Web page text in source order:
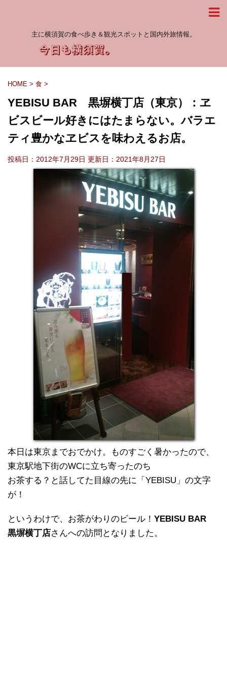
主に横須賀の食べ歩き＆観光スポットと国内外旅情報。
HOME > 食 >
YEBISU BAR 黒塀横丁店（東京）：ヱ
ビスビール好きにはたまらない。バラエ
ティ豊かなヱビスを味わえるお店。
投稿日：2012年7月29日 更新日： 2021年8月27日
本日は東京までおでかけ。ものすごく暑かったので、
東京駅地下街のWCに立ち寄ったのち
お茶する？と話してた目線の先に「YEBISU」の文字
が！
というわけで、お茶がわりのビール！ YEBISU BAR
黒塀横丁店さんへの訪問となりました。